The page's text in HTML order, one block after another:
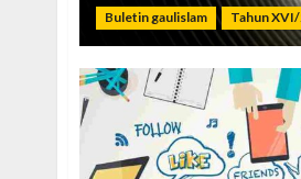
Buletin gaulislam Tahun